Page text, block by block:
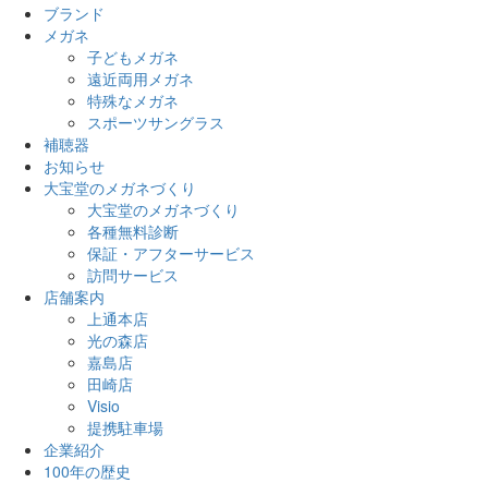
ブランド
メガネ
子どもメガネ
遠近両用メガネ
特殊なメガネ
スポーツサングラス
補聴器
お知らせ
大宝堂のメガネづくり
大宝堂のメガネづくり
各種無料診断
保証・アフターサービス
訪問サービス
店舗案内
上通本店
光の森店
嘉島店
田崎店
Visio
提携駐車場
企業紹介
100年の歴史